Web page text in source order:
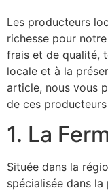
Les producteurs
richesse pour
frais et de qualité,
locale et à la
article, nous vous
de ces
1. La
Située dans la
spécialisée dans